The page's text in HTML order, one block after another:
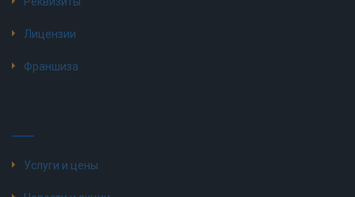
Лицензии
Франшиза
Услуги и цены